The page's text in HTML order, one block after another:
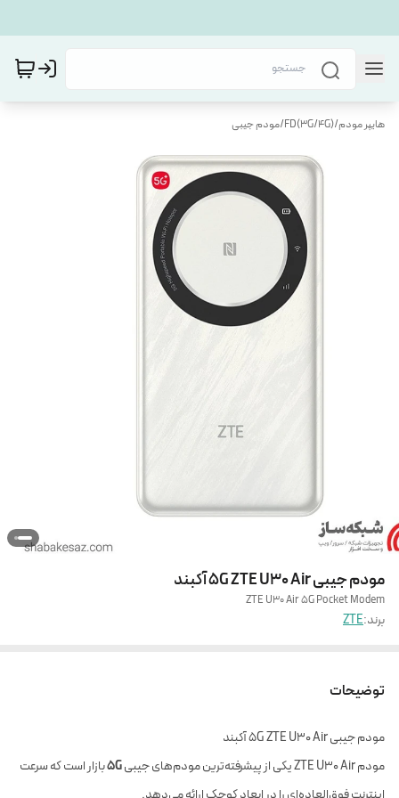
هایپر مودم/
FD(3G/4G)
/مودم جیبی
مودم جیبی 5G ZTE U30 Air آکبند
ZTE U30 Air 5G Pocket Modem
برند:ZTE
توضیحات
مودم جیبی 5G ZTE U30 Air آکبند
مودم ZTE U30 Air یکی از پیشرفته‌ترین مودم‌های جیبی
5Gبازار است که سرعت